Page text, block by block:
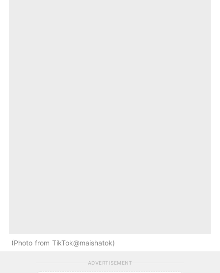
Photo from TikTok@maishatok
ADVERTISEMENT